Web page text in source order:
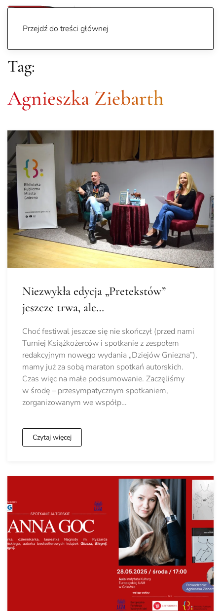
Przejdź do treści głównej
Tag:
Agnieszka Ziebarth
Niezwykła edycja „Pretekstów”
jeszcze trwa, ale…
Choć festiwal jeszcze się nie skończył (przed nami
Turniej Książkożerców i spotkanie z zespołem
redakcyjnym nowego wydania „Dziejów Gniezna”),
mamy już za sobą maraton spotkań autorskich.
Czas więc na małe podsumowanie. Zaczęliśmy
w środę – przesympatycznym spotkaniem,
zorganizowanym we współp…
Czytaj więcej